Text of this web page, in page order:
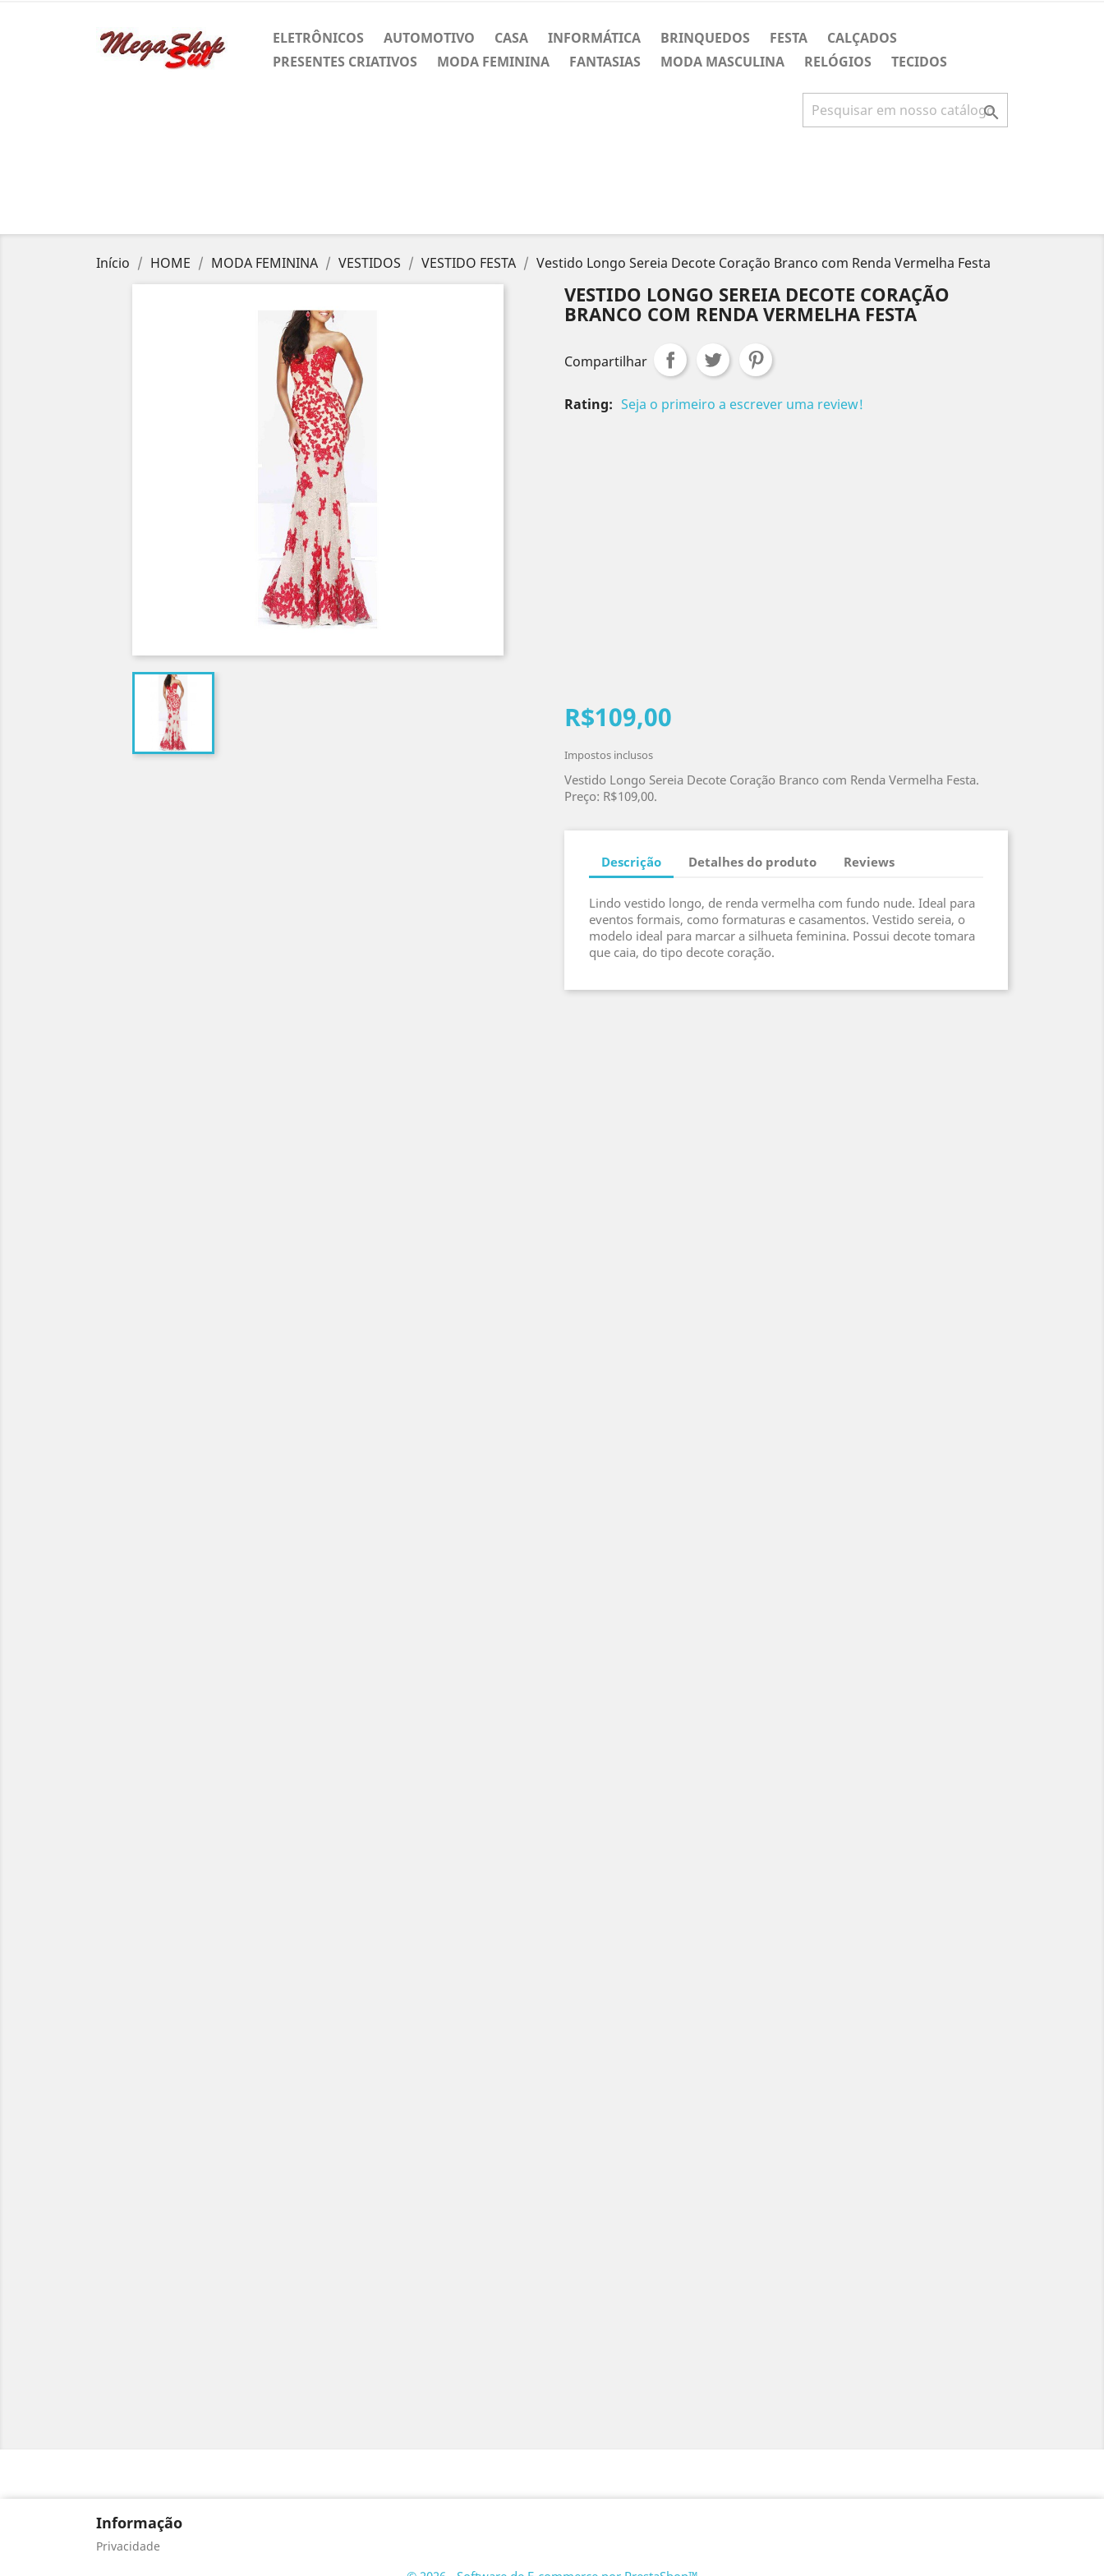
ELETRÔNICOS AUTOMOTIVO CASA INFORMÁTICA BRINQUEDOS FESTA
CALÇADOS
PRESENTES CRIATIVOS
MODA FEMININA FANTASIAS MODA MASCULINA RELÓGIOS TECIDOS

Início HOME MODA FEMININA VESTIDOS VESTIDO FESTA Vestido Longo Sereia Decote Coração Branco com Renda Vermelha Festa
VESTIDO LONGO SEREIA DECOTE CORAÇÃO
BRANCO COM RENDA VERMELHA FESTA
Compartilhar
Rating: Seja o primeiro a escrever uma review!
R$109,00
Impostos inclusos
Vestido Longo Sereia Decote Coração Branco com Renda Vermelha Festa.
Preço: R$109,00.
Descrição Detalhes do produto Reviews
Lindo vestido longo, de renda vermelha com fundo nude. Ideal para
eventos formais, como formaturas e casamentos. Vestido sereia, o
modelo ideal para marcar a silhueta feminina. Possui decote tomara
que caia, do tipo decote coração.
Informação
Privacidade